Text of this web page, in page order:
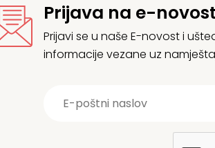
Prijava na e-
Prijavi se u naše E-novost i
informacije vezane uz